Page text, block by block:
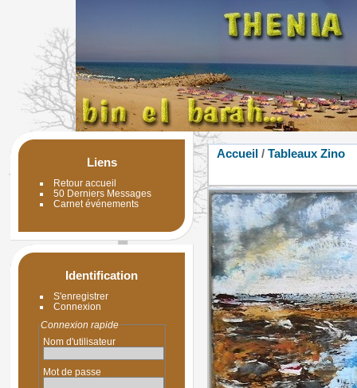
Liens
Retour accueil
50 Derniers Messages
Carnet événements
Identification
S'enregistrer
Connexion
Connexion rapide
Nom d'utilisateur
Mot de passe
Accueil / Tableaux Zino